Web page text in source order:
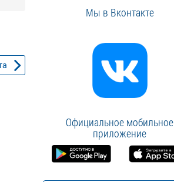
Мы в Вконтакте
Официальное мобильное
приложение